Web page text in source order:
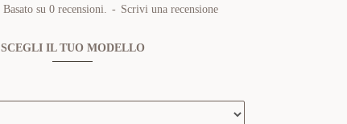
Basato su 0 recensioni. - Scrivi una recensione
SCEGLI IL TUO MODELLO